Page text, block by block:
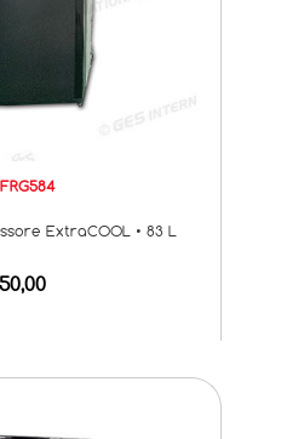
ExtraCOOL • 83 L